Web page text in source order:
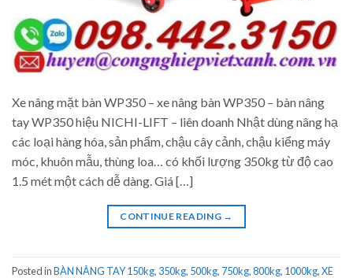
Xe nâng mặt bàn WP350 – xe nâng bàn WP350 – bàn nâng
tay WP350 hiệu NICHI-LIFT – liên doanh Nhật dùng nâng hạ
các loại hàng hóa, sản phẩm, chậu cây cảnh, chậu kiểng máy
móc, khuôn mẫu, thùng loa… có khối lượng 350kg từ độ cao
1.5 mét một cách dễ dàng. Giá […]
CONTINUE READING →
Posted inBÀN NÂNG TAY 150kg, 350kg, 500kg, 750kg, 800kg, 1000kg,XE